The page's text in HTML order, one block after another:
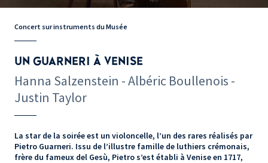
Concert sur instruments du Musée
UN GUARNERI À VENISE
Hanna Salzenstein - Albéric Boullenois -
Justin Taylor
La star de la soirée est un violoncelle, l’un des rares réalisés par
Pietro Guarneri. Issu de l’illustre famille de luthiers crémonais,
frère du fameux del Gesù, Pietro s’est établi à Venise en 1717,